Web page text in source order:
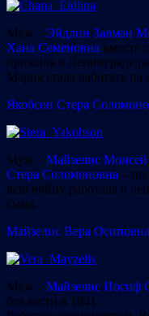
Муж – Эйдлин Залман
Хана Семеновна вместе
прожила в
Мария стала работать на
Якобсон Стера
Муж – Майзелис
Стера Соломоновна –
всю войну работала в
сына.
Майзелис Вера Осиповна
Муж – Майзелис Иосиф
без вести в 1941.